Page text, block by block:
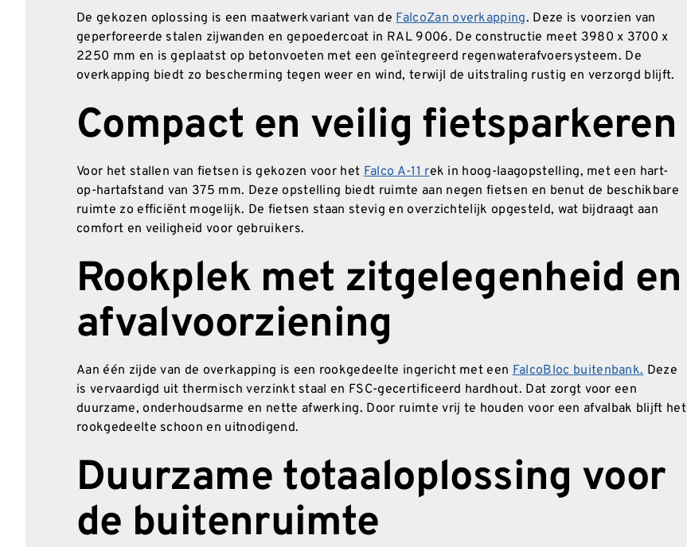
De gekozen oplossing is een maatwerkvariant van de FalcoZan overkapping. Deze is voorzien van
geperforeerde stalen zijwanden en gepoedercoat in RAL 9006. De constructie meet 3980 x 3700 x
2250 mm en is geplaatst op betonvoeten met een geïntegreerd regenwaterafvoersysteem. De
overkapping biedt zo bescherming tegen weer en wind, terwijl de uitstraling rustig en verzorgd blijft.
Compact en veilig fietsparkeren
Voor het stallen van fietsen is gekozen voor het Falco A-11 rek in hoog-laagopstelling, met een hart-
op-hartafstand van 375 mm. Deze opstelling biedt ruimte aan negen fietsen en benut de beschikbare
ruimte zo efficiënt mogelijk. De fietsen staan stevig en overzichtelijk opgesteld, wat bijdraagt aan
comfort en veiligheid voor gebruikers.
Rookplek met zitgelegenheid en
afvalvoorziening
Aan één zijde van de overkapping is een rookgedeelte ingericht met een FalcoBloc buitenbank. Deze
is vervaardigd uit thermisch verzinkt staal en FSC-gecertificeerd hardhout. Dat zorgt voor een
duurzame, onderhoudsarme en nette afwerking. Door ruimte vrij te houden voor een afvalbak blijft het
rookgedeelte schoon en uitnodigend.
Duurzame totaaloplossing voor
de buitenruimte